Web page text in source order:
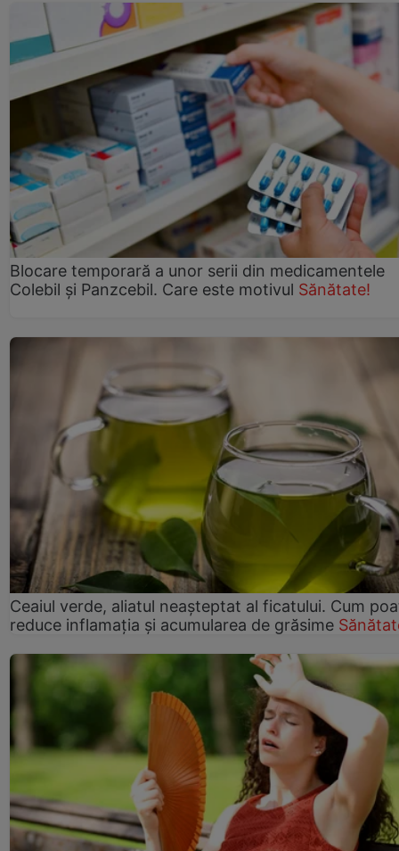
Blocare temporară a unor serii din medicamentele
Colebil și Panzcebil. Care este motivul Sănătate!
Ceaiul verde, aliatul neașteptat al ficatului. Cum
reduce inflamația și acumularea de grăsime